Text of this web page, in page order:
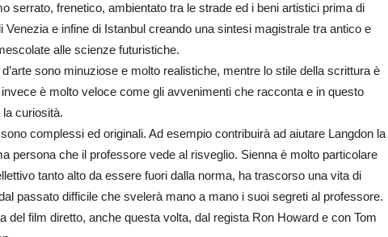
serrato, frenetico, ambientato tra le strade ed i beni artistici prima di
Venezia e infine di Istanbul creando una sintesi magistrale tra antico e
alle scienze futuristiche.
sono minuziose e molto realistiche, mentre lo stile della scrittura è
è molto veloce come gli avvenimenti che racconta e in questo
la curiosità.
complessi ed originali. Ad esempio contribuirà ad aiutare Langdon la
persona che il professore vede al risveglio. Sienna è molto particolare
tanto alto da essere fuori dalla norma, ha trascorso una vita di
passato difficile che svelerà mano a mano i suoi segreti al professore.
del film diretto, anche questa volta, dal regista Ron Howard e con Tom